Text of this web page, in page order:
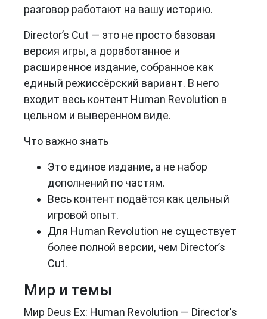
разговор работают на вашу историю.
Director’s Cut — это не просто базовая
версия игры, а доработанное и
расширенное издание, собранное как
единый режиссёрский вариант. В него
входит весь контент Human Revolution в
цельном и выверенном виде.
Что важно знать
Это единое издание, а не набор
дополнений по частям.
Весь контент подаётся как цельный
игровой опыт.
Для Human Revolution не существует
более полной версии, чем Director’s
Cut.
Мир и темы
Мир Deus Ex: Human Revolution — Director's